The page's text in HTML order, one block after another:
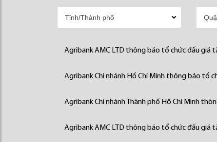
Agribank AMC LTD thông báo tổ chức đấu giá
Agribank Chi nhánh Hồ Chí Minh thông báo tổ
Agribank Chi nhánh Thành phố Hồ Chí Minh
Agribank AMC LTD thông báo tổ chức đấu giá